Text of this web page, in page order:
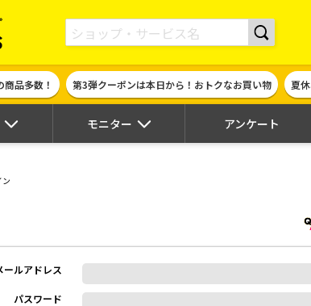
ポイント貯めて現金やギフト券に交換できるポイントサイト | ハピタス
品多数！ 第3弾クーポンは本日から！おトクなお買い物 夏
モニター アンケート
ン
ールアドレス
パスワード